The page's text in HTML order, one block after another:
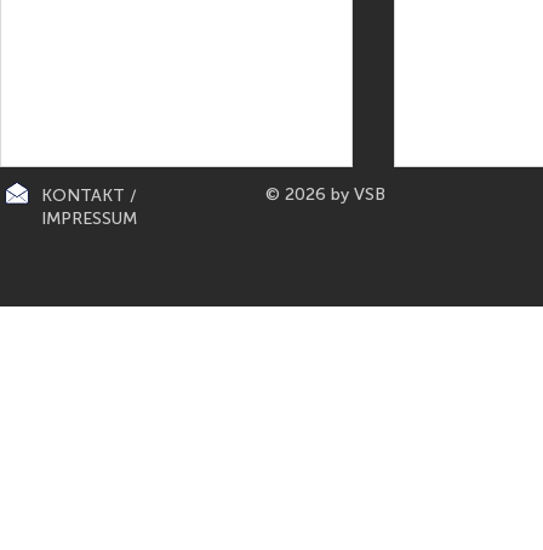
KONTAKT /
IMPRESSUM
© 2026 by VSB